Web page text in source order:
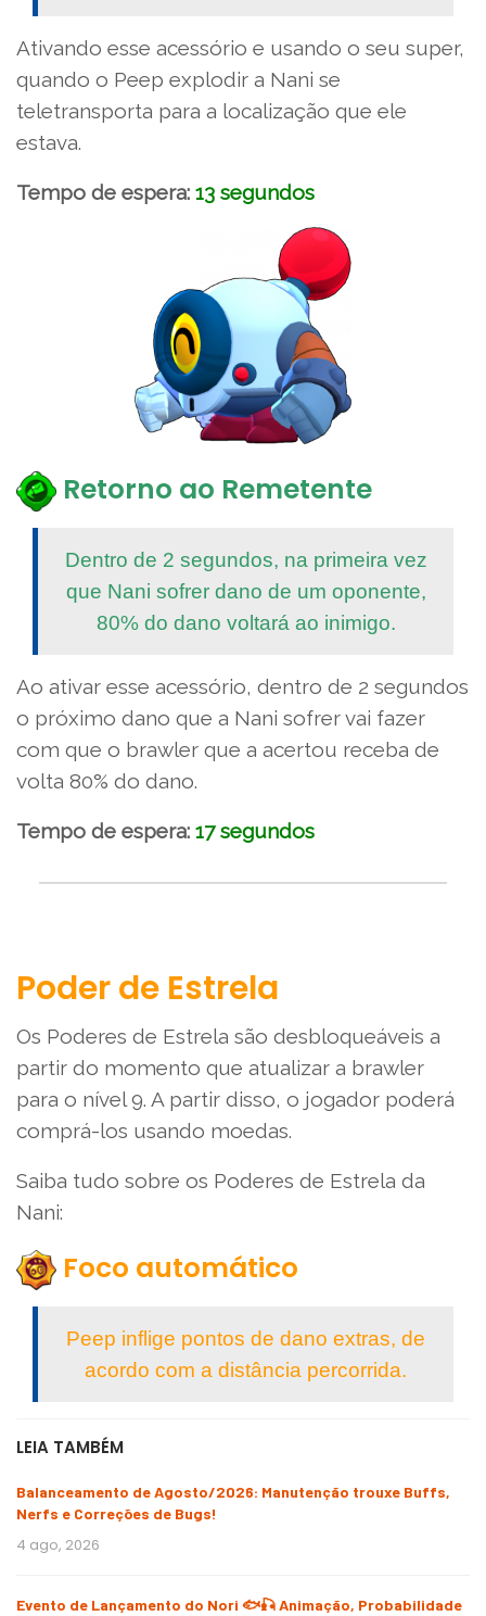
Ativando esse acessório e usando o seu super,
quando o Peep explodir a Nani se
teletransporta para a localização que ele
estava.
Tempo de espera: 13 segundos
Retorno ao Remetente
Dentro de 2 segundos, na primeira vez
que Nani sofrer dano de um oponente,
80% do dano voltará ao inimigo.
Ao ativar esse acessório, dentro de 2 segundos
o próximo dano que a Nani sofrer vai fazer
com que o brawler que a acertou receba de
volta 80% do dano.
Tempo de espera: 17 segundos
Poder de Estrela
Os Poderes de Estrela são desbloqueáveis a
partir do momento que atualizar a brawler
para o nível 9. A partir disso, o jogador poderá
comprá-los usando moedas.
Saiba tudo sobre os Poderes de Estrela da
Nani:
Foco automático
Peep inflige pontos de dano extras, de
acordo com a distância percorrida.
LEIA TAMBÉM
Balanceamento de Agosto/2026: Manutenção trouxe Buffs,
Nerfs e Correções de Bugs!
4 ago, 2026
Evento de Lançamento do Nori 🐟🎣 Animação, Probabilidade